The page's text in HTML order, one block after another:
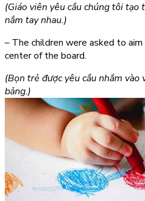
(Giáo viên yêu cầu chúng tôi
nắm tay nhau.)
– The children were asked to
center of the board.
(Bọn trẻ được yêu cầu nhắm
bảng.)